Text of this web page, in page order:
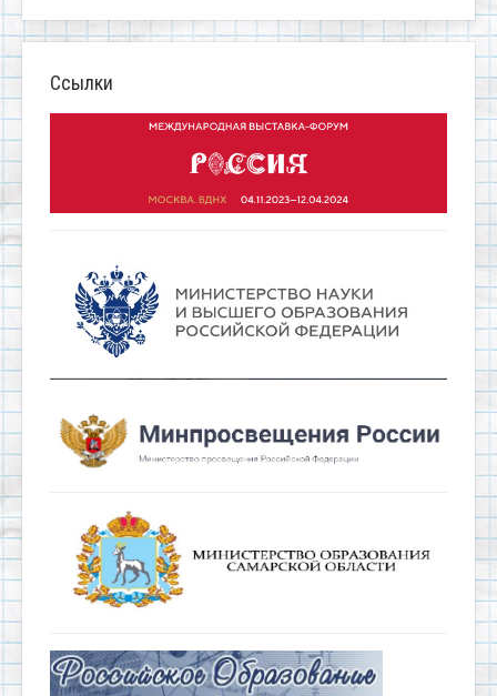
Ссылки